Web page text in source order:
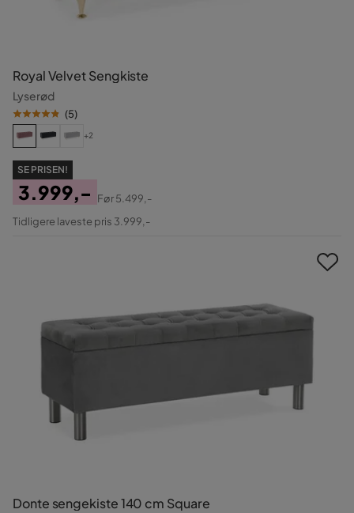
Royal Velvet Sengkiste
Lyserød
(5)
+2
SE PRISEN!
Pris
3.999,-
Original
Før5.499,-
Tidligere laveste pris 3.999,-
Donte sengekiste 140 cm Square